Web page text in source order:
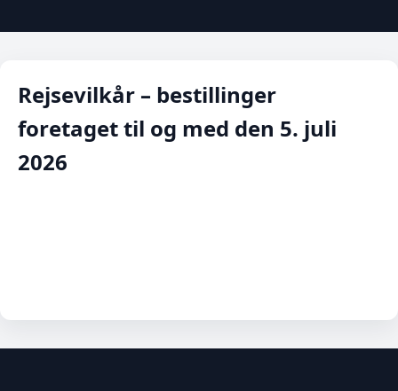
Rejsevilkår – bestillinger
foretaget til og med den 5. juli
2026